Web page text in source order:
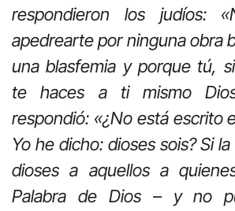
respondieron los judíos:
apedrearte por ninguna obra
una blasfemia y porque tú,
te haces a ti mismo
respondió: «¿No está escrito
Yo he dicho: dioses sois? Si
dioses a aquellos a
Palabra de Dios – y no